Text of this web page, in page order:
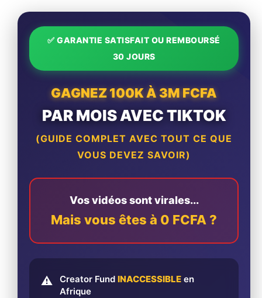
✅ GARANTIE SATISFAIT OU REMBOURSÉ
30 JOURS
GAGNEZ 100K À 3M FCFA
PAR MOIS AVEC TIKTOK
(GUIDE COMPLET AVEC TOUT CE QUE
VOUS DEVEZ SAVOIR)
Vos vidéos sont virales...
Mais vous êtes à 0 FCFA ?
⚠️ Creator Fund INACCESSIBLE en
Afrique